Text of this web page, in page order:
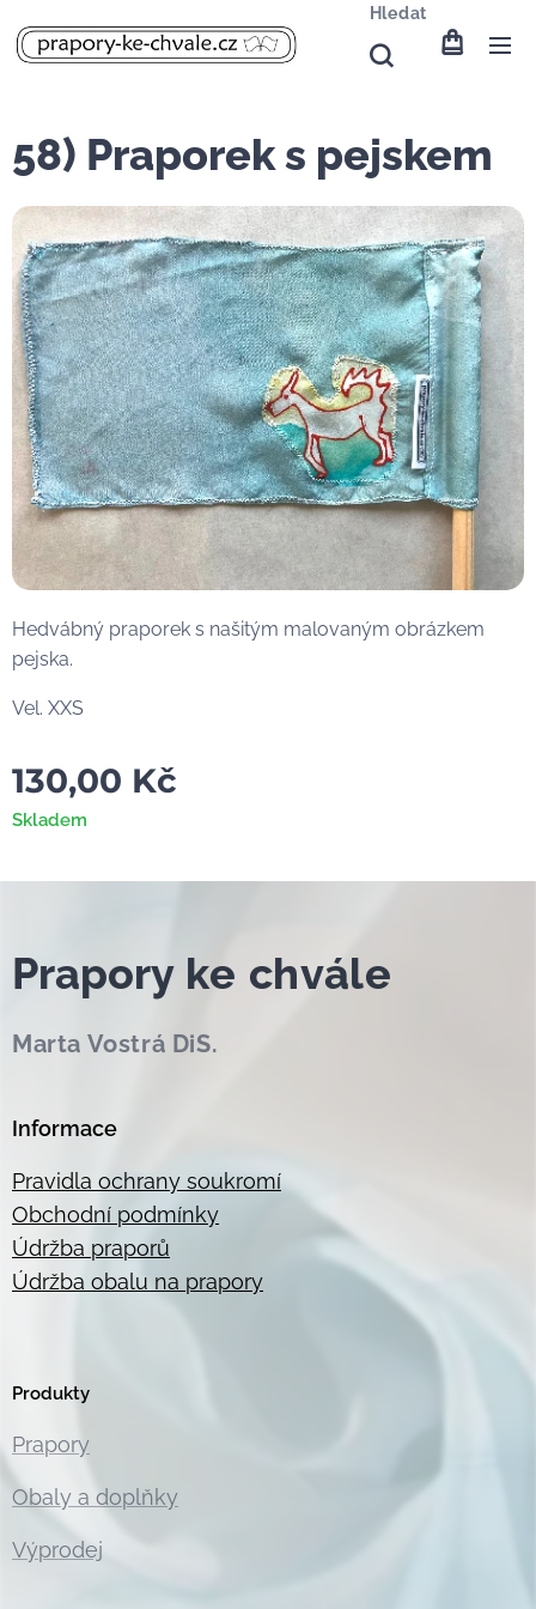
Hledat
58) Praporek s pejskem
Hedvábný praporek s našitým malovaným obrázkem
pejska.
Vel. XXS
130,00 Kč
Skladem
Prapory ke chvále
Marta Vostrá DiS.
Informace
Pravidla ochrany soukromí
Obchodní podmínky
Údržba praporů
Údržba obalu na prapory
Produkty
Prapory
Obaly a doplňky
Výprodej